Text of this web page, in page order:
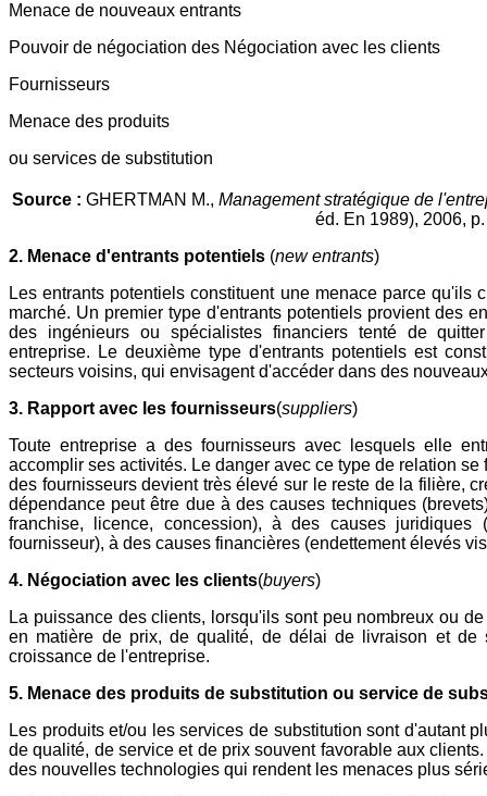
Menace de nouveaux entrants
Pouvoir de négociation des Négociation avec les clients
Fournisseurs
Menace des produits
ou services de substitution
Source : GHERTMAN M., Management stratégique de
éd. En 1989), 2006,
2. Menace d'entrants potentiels (new entrants)
Les entrants potentiels constituent une menace parce qu'ils
marché. Un premier type d'entrants potentiels provient des
des ingénieurs ou spécialistes financiers tenté de
entreprise. Le deuxième type d'entrants potentiels est
secteurs voisins, qui envisagent d'accéder dans des
3. Rapport avec les fournisseurs(suppliers)
Toute entreprise a des fournisseurs avec lesquels elle
accomplir ses activités. Le danger avec ce type de relation
des fournisseurs devient très élevé sur le reste de la filière,
dépendance peut être due à des causes techniques
franchise, licence, concession), à des causes
fournisseur), à des causes financières (endettement élevés
4. Négociation avec les clients(buyers)
La puissance des clients, lorsqu'ils sont peu nombreux ou
en matière de prix, de qualité, de délai de livraison et
croissance de l'entreprise.
5. Menace des produits de substitution ou service de
Les produits et/ou les services de substitution sont d'autant
de qualité, de service et de prix souvent favorable aux
des nouvelles technologies qui rendent les menaces plus